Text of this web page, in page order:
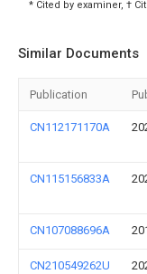
* Cited by examiner, †
Similar Documents
Publication
CN112171170A
CN115156833A
CN107088696A
CN210549262U